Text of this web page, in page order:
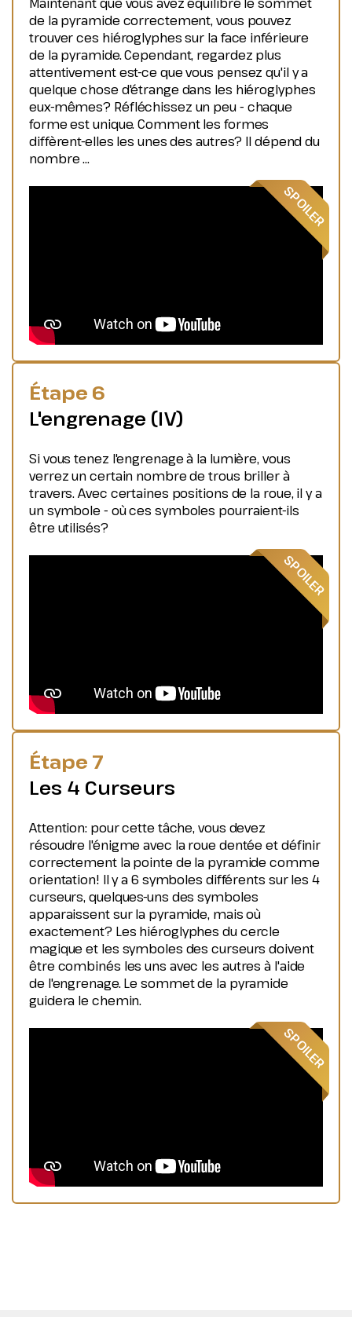
de la pyramide correctement, vous pouvez
trouver ces hiéroglyphes sur la face inférieure
de la pyramide. Cependant, regardez plus
attentivement est-ce que vous pensez qu'il y a
quelque chose d'étrange dans les hiéroglyphes
eux-mêmes? Réfléchissez un peu - chaque
forme est unique. Comment les formes
diffèrent-elles les unes des autres? Il dépend du
nombre ...
Étape 6
L'engrenage (IV)
Si vous tenez l'engrenage à la lumière, vous
verrez un certain nombre de trous briller à
travers. Avec certaines positions de la roue, il y a
un symbole - où ces symboles pourraient-ils
être utilisés?
Étape 7
Les 4 Curseurs
Attention: pour cette tâche, vous devez
résoudre l'énigme avec la roue dentée et définir
correctement la pointe de la pyramide comme
orientation! Il y a 6 symboles différents sur les 4
curseurs, quelques-uns des symboles
apparaissent sur la pyramide, mais où
exactement? Les hiéroglyphes du cercle
magique et les symboles des curseurs doivent
être combinés les uns avec les autres à l'aide
de l'engrenage. Le sommet de la pyramide
guidera le chemin.